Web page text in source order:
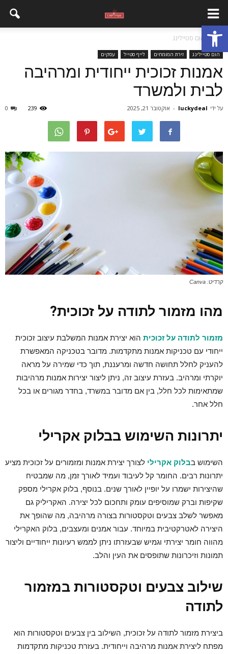
פתח סרגל נגישות
בית הום סטיילינג
הום סטיילינג זירת המומחים לייף סטייל עסקים
אמנות זכוכית ייחודית ומרהיבה
לבית ולמשרד
על ידי luckydeal
- אוקטובר 21, 2025 0 239
קרדיט: Canva
מהו מזמור לתודה על זכוכית?
מזמור לתודה על זכוכית הוא יצירת אמנות המשלבת עיצוב זכוכית
ייחודי עם טכניקות אמנות מתקדמות. מדובר בטכניקה המאפשרת
להעניק לחלל תחושה חדשה ומרעננת, תוך כדי שמירה על מראה
יוקרתי ומרהיב. בעזרת עיצוב זה, ניתן ליצור יצירות אמנות מרהיבות
שמתאימות לכל חלל, בין אם מדובר במשרד, בחדר מגורים או בכל
חלל אחר.
יתרונות השימוש בבלוק אקרילי
השימוש בבלוק אקרילי לצורך יצירת אמנות ומזמורים על זכוכית מציע
יתרונות רבים. החומר קל לעיבוד ועמיד לאורך זמן, מה שמבטיח
שהיצירות ישמרו על יופיין לאורך שנים. בנוסף, בלוק אקרילי מספק
שקיפות וברק שמוסיפים עומק ותחכום לכל יצירה. האקריליק גם
מאפשר לשלב צבעים וטקסטורות בצורה מרהיבה, מה שהופך את
היצירה לאטרקטיבית במיוחד. עבור אמנים ומעצבים, בלוק האקרילי
מהווה חומר יצירתי וגמיש שבעזרתו ניתן לממש רעיונות ייחודיים וליצור
תמונות וזיכרונות שתופסים את העין והלב.
שילוב צבעים וטקסטורות במזמור
לתודה
ביצירת מזמור לתודה על זכוכית, השילוב בין צבעים וטקסטורות הוא
מפתח ליצירת אמנות מרהיבה וייחודית. בעזרת טכניקות מתקדמות